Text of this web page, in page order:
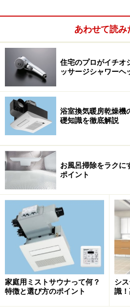
ースベージュの４色。
最近のシステムバスは、使い勝
すさなど多くの工夫施されてい
性も心地よさを左右する大切な要
なかった床材の新しい提案は、
がり、好みの空間づくりを楽し
いでしょうか。
■詳細情報
※記事内容は執筆時点のものです。最
【匿名で優良会社にリフォーム相談
ホームプロでリフォーム会社を探す
あわせて読み
住宅のプロがイチオ
ッサージシャワーヘ
浴室換気暖房乾燥機
礎知識を徹底解説
お風呂掃除をラクに
ポイント
家庭用ミストサウナって何？
特徴と選び方のポイント
シ
識